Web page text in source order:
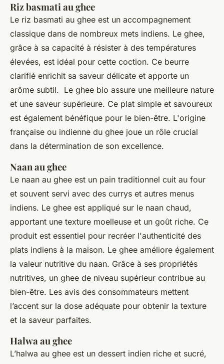
Riz basmati au ghee
Le riz basmati au ghee est un accompagnement
classique dans de nombreux mets indiens. Le ghee,
grâce à sa capacité à résister à des températures
élevées, est idéal pour cette coction. Ce beurre
clarifié enrichit sa saveur délicate et apporte un
arôme subtil. Le ghee bio assure une meilleure nature
et une saveur supérieure. Ce plat simple et savoureux
est également bénéfique pour le bien-être. L'origine
française ou indienne du ghee joue un rôle crucial
dans la détermination de son excellence.
Naan au ghee
Le naan au ghee est un pain traditionnel cuit au four
et souvent servi avec des currys et autres menus
indiens. Le ghee est appliqué sur le naan chaud,
apportant une texture moelleuse et un goût riche. Ce
produit est essentiel pour recréer l'authenticité des
plats indiens à la maison. Le ghee améliore également
la valeur nutritive du naan. Grâce à ses propriétés
nutritives, un ghee de niveau supérieur contribue au
bien-être. Les avis des consommateurs mettent
l’accent sur la dose adéquate pour obtenir la texture
et la saveur parfaites.
Halwa au ghee
L’halwa au ghee est un dessert indien riche et sucré,